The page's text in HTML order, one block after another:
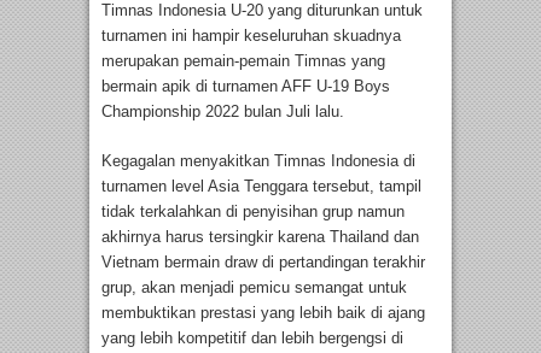
Timnas Indonesia U-20 yang diturunkan untuk
turnamen ini hampir keseluruhan skuadnya
merupakan pemain-pemain Timnas yang
bermain apik di turnamen AFF U-19 Boys
Championship 2022 bulan Juli lalu.
Kegagalan menyakitkan Timnas Indonesia di
turnamen level Asia Tenggara tersebut, tampil
tidak terkalahkan di penyisihan grup namun
akhirnya harus tersingkir karena Thailand dan
Vietnam bermain draw di pertandingan terakhir
grup, akan menjadi pemicu semangat untuk
membuktikan prestasi yang lebih baik di ajang
yang lebih kompetitif dan lebih bergengsi di